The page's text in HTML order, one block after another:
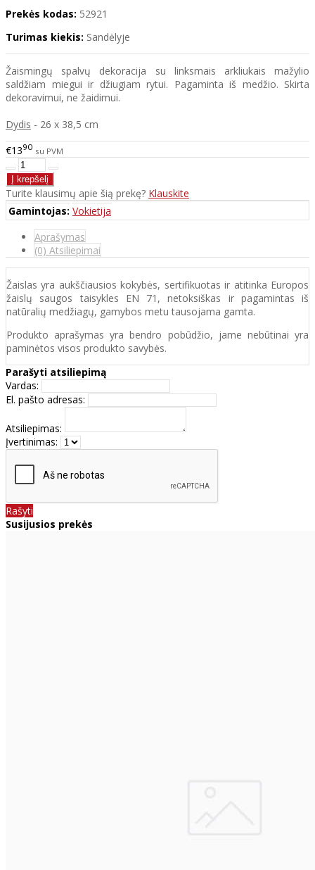
Prekės kodas: 52921
Turimas kiekis: Sandėlyje
Žaismingų spalvų dekoracija su linksmais arkliukais mažylio
saldžiam miegui ir džiugiam rytui. Pagaminta iš medžio. Skirta
dekoravimui, ne žaidimui.
Dydis - 26 x 38,5 cm
€1390 su PVM
Turite klausimų apie šią prekę? Klauskite
Gamintojas: Vokietija
Aprašymas
(0) Atsiliepimai
Žaislas yra aukščiausios kokybės, sertifikuotas ir atitinka Europos
žaislų saugos taisykles EN 71, netoksiškas ir pagamintas iš
natūralių medžiagų, gamybos metu tausojama gamta.
Produkto aprašymas yra bendro pobūdžio, jame nebūtinai yra
paminėtos visos produkto savybės.
Parašyti atsiliepimą
Vardas:
El. pašto adresas:
Atsiliepimas:
Įvertinimas:
Rašyti
Susijusios prekės